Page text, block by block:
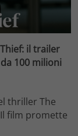
il trailer
100 milioni
thriller The
film promette